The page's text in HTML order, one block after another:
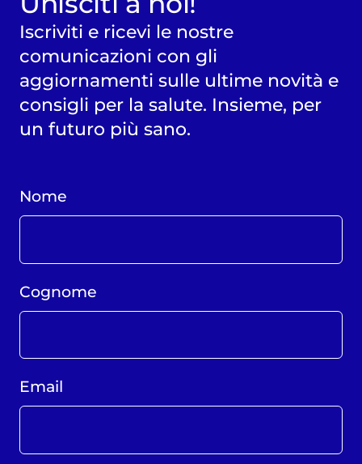
Iscriviti e ricevi le nostre
comunicazioni con gli
aggiornamenti sulle ultime novità e
consigli per la salute. Insieme, per
un futuro più sano.
Nome
Cognome
Email